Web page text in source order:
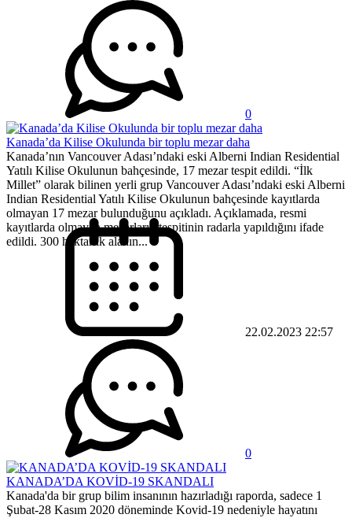
0
Kanada’da Kilise Okulunda bir toplu mezar daha
Kanada’nın Vancouver Adası’ndaki eski Alberni Indian Residential
Yatılı Kilise Okulunun bahçesinde, 17 mezar tespit edildi. “İlk
Millet” olarak bilinen yerli grup Vancouver Adası’ndaki eski Alberni
Indian Residential Yatılı Kilise Okulunun bahçesinde kayıtlarda
olmayan 17 mezar bulunduğunu açıkladı. Açıklamada, resmi
kayıtlarda olmayan mezarların tespitinin radarla yapıldığını ifade
edildi. 300 hektarlık alanın...
22.02.2023 22:57
0
KANADA’DA KOVİD-19 SKANDALI
Kanada'da bir grup bilim insanının hazırladığı raporda, sadece 1
Şubat-28 Kasım 2020 döneminde Kovid-19 nedeniyle hayatını